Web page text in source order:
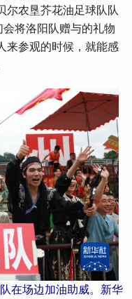
尔农垦芥花油足球队队
将洛阳队赠与的礼物
来参观的时候，就能感
场边加油助威。新华